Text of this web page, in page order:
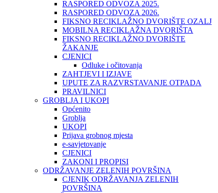
RASPORED ODVOZA 2025.
RASPORED ODVOZA 2026.
FIKSNO RECIKLAŽNO DVORIŠTE OZALJ
MOBILNA RECIKLAŽNA DVORIŠTA
FIKSNO RECIKLAŽNO DVORIŠTE
ŽAKANJE
CJENICI
Odluke i očitovanja
ZAHTJEVI I IZJAVE
UPUTE ZA RAZVRSTAVANJE OTPADA
PRAVILNICI
GROBLJA I UKOPI
Općenito
Groblja
UKOPI
Prijava grobnog mjesta
e-savjetovanje
CJENICI
ZAKONI I PROPISI
ODRŽAVANJE ZELENIH POVRŠINA
CJENIK ODRŽAVANJA ZELENIH
POVRŠINA